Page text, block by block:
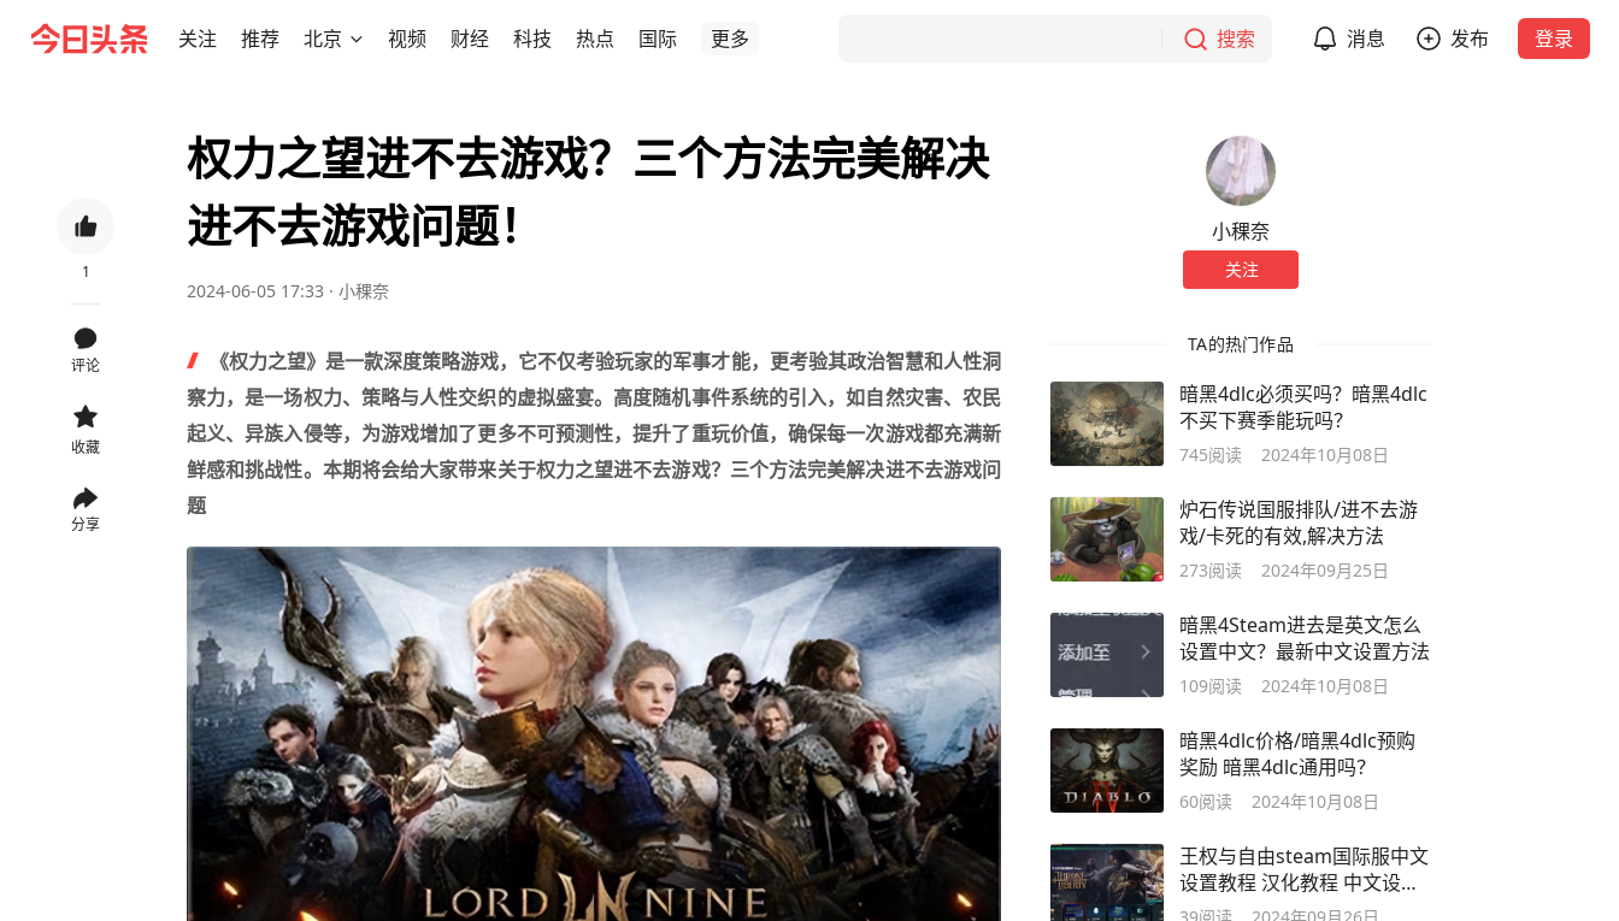
关注 推荐 北京 视频 财经 科技 热点 国际 更多 搜索 消息 发布 登录
1
评论
收藏
分享
权力之望进不去游戏？三个方法完美解决
进不去游戏问题！
2024-06-05 17:33 · 小稞奈
《权力之望》是一款深度策略游戏，它不仅考验玩家的军事才能，更考验其政治智慧和人性洞
察力，是一场权力、策略与人性交织的虚拟盛宴。高度随机事件系统的引入，如自然灾害、农民
起义、异族入侵等，为游戏增加了更多不可预测性，提升了重玩价值，确保每一次游戏都充满新
鲜感和挑战性。本期将会给大家带来关于权力之望进不去游戏？三个方法完美解决进不去游戏问
题
小稞奈
关注
TA的热门作品
暗黑4dlc必须买吗？暗黑4dlc
不买下赛季能玩吗？
745阅读 2024年10月08日
炉石传说国服排队/进不去游
戏/卡死的有效,解决方法
273阅读 2024年09月25日
暗黑4Steam进去是英文怎么
设置中文？最新中文设置方法
109阅读 2024年10月08日
暗黑4dlc价格/暗黑4dlc预购
奖励 暗黑4dlc通用吗？
60阅读 2024年10月08日
王权与自由steam国际服中文
设置教程 汉化教程 中文设置
就看本文